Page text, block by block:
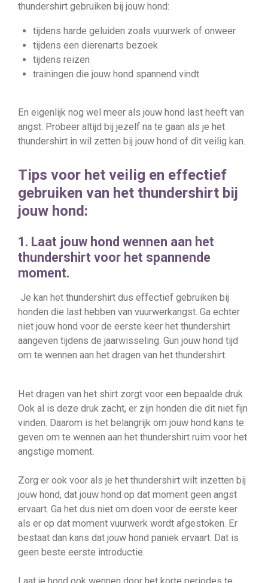
thundershirt gebruiken bij jouw hond:
tijdens harde geluiden zoals vuurwerk of onweer
tijdens een dierenarts bezoek
tijdens reizen
trainingen die jouw hond spannend vindt
En eigenlijk nog wel meer als jouw hond last heeft van
angst. Probeer altijd bij jezelf na te gaan als je het
thundershirt in wil zetten bij jouw hond of dit veilig kan.
Tips voor het veilig en effectief
gebruiken van het thundershirt bij
jouw hond:
1. Laat jouw hond wennen aan het
thundershirt voor het spannende
moment.
Je kan het thundershirt dus effectief gebruiken bij
honden die last hebben van vuurwerkangst. Ga echter
niet jouw hond voor de eerste keer het thundershirt
aangeven tijdens de jaarwisseling. Gun jouw hond tijd
om te wennen aan het dragen van het thundershirt.
Het dragen van het shirt zorgt voor een bepaalde druk.
Ook al is deze druk zacht, er zijn honden die dit niet fijn
vinden. Daarom is het belangrijk om jouw hond kans te
geven om te wennen aan het thundershirt ruim voor het
angstige moment.
Zorg er ook voor als je het thundershirt wilt inzetten bij
jouw hond, dat jouw hond op dat moment geen angst
ervaart. Ga het dus niet om doen voor de eerste keer
als er op dat moment vuurwerk wordt afgestoken. Er
bestaat dan kans dat jouw hond paniek ervaart. Dat is
geen beste eerste introductie.
Laat je hond ook wennen door het korte periodes te